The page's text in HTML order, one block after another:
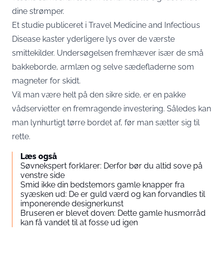
dine strømper.
Et studie publiceret i Travel Medicine and Infectious
Disease kaster yderligere lys over de værste
smittekilder. Undersøgelsen fremhæver især de små
bakkeborde, armlæn og selve sædefladerne som
magneter for skidt.
Vil man være helt på den sikre side, er en pakke
vådservietter en fremragende investering. Således kan
man lynhurtigt tørre bordet af, før man sætter sig til
rette.
Læs også
Søvnekspert forklarer: Derfor bør du altid sove på
venstre side
Smid ikke din bedstemors gamle knapper fra
syæsken ud: De er guld værd og kan forvandles til
imponerende designerkunst
Bruseren er blevet doven: Dette gamle husmorråd
kan få vandet til at fosse ud igen